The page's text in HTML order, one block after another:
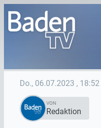
Do., 06.07.2023 ,
VON
Redaktion